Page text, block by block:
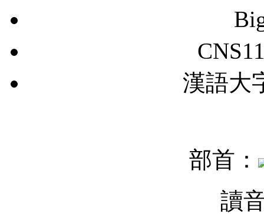
漢語大
部首：
讀